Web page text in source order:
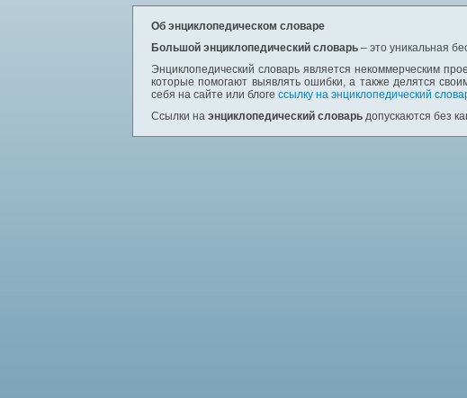
Об энциклопедическом словаре
Большой энциклопедический словарь – это уникальная
Энциклопедический словарь является некоммерческим
которые помогают выявлять ошибки, а также делятся
себя на сайте или блоге ссылку на энциклопедический
Ссылки на энциклопедический словарь допускаются без